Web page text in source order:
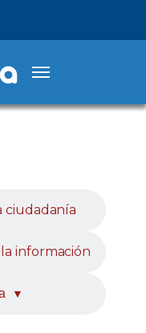
ciudadanía
información
▼